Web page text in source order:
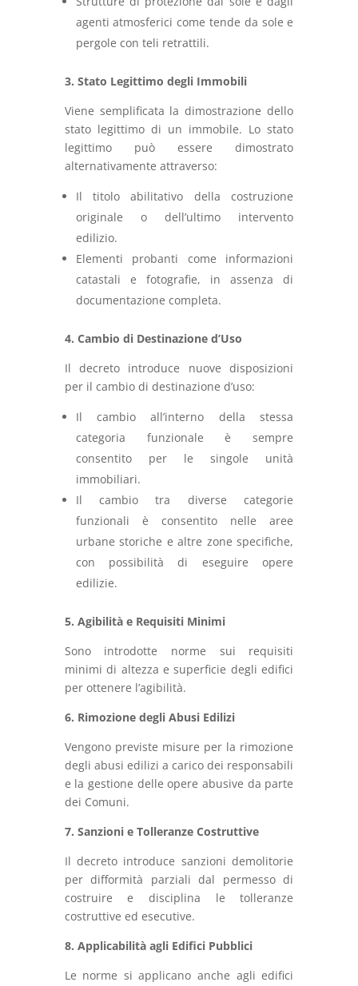
agenti atmosferici come tende da sole e
pergole con teli retrattili.
3. Stato Legittimo degli Immobili
Viene semplificata la dimostrazione dello
stato legittimo di un immobile. Lo stato
legittimo può essere dimostrato
alternativamente attraverso:
Il titolo abilitativo della costruzione
originale o dell’ultimo intervento
edilizio.
Elementi probanti come informazioni
catastali e fotografie, in assenza di
documentazione completa.
4. Cambio di Destinazione d’Uso
Il decreto introduce nuove disposizioni
per il cambio di destinazione d’uso:
Il cambio all’interno della stessa
categoria funzionale è sempre
consentito per le singole unità
immobiliari.
Il cambio tra diverse categorie
funzionali è consentito nelle aree
urbane storiche e altre zone specifiche,
con possibilità di eseguire opere
edilizie.
5. Agibilità e Requisiti Minimi
Sono introdotte norme sui requisiti
minimi di altezza e superficie degli edifici
per ottenere l’agibilità.
6. Rimozione degli Abusi Edilizi
Vengono previste misure per la rimozione
degli abusi edilizi a carico dei responsabili
e la gestione delle opere abusive da parte
dei Comuni.
7. Sanzioni e Tolleranze Costruttive
Il decreto introduce sanzioni demolitorie
per difformità parziali dal permesso di
costruire e disciplina le tolleranze
costruttive ed esecutive.
8. Applicabilità agli Edifici Pubblici
Le norme si applicano anche agli edifici